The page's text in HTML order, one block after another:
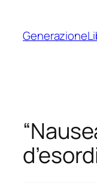
contenuto